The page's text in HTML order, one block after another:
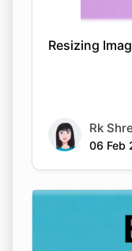
Resizing
Rk
06 Feb